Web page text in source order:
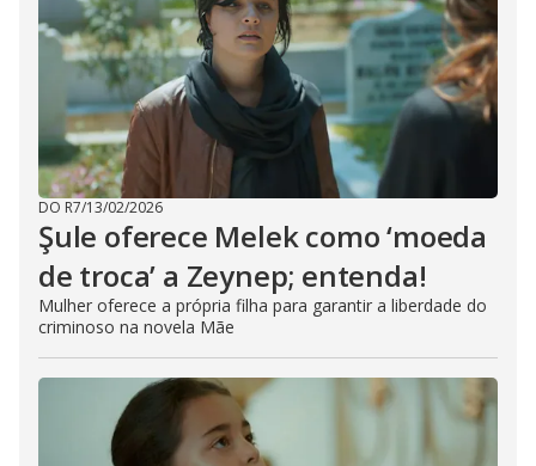
DO R7/13/02/2026
Şule oferece Melek como ‘moeda
de troca’ a Zeynep; entenda!
Mulher oferece a própria filha para garantir a liberdade do
criminoso na novela Mãe